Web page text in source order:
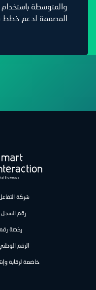
والمتوسطة
المصممة لدعم خطط
شركة
رقم السجل
رخصة رقم : 83/ ن م /
الرقم الوطني
خاضعة لرقابة